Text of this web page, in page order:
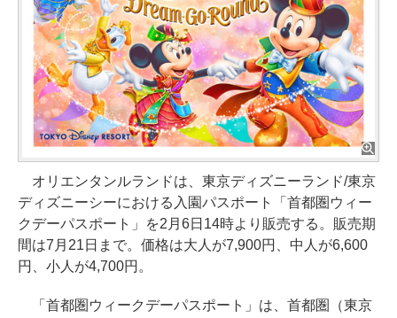
オリエンタンルランドは、東京ディズニーランド/東京
ディズニーシーにおける入園パスポート「首都圏ウィー
クデーパスポート」を2月6日14時より販売する。販売期
間は7月21日まで。価格は大人が7,900円、中人が6,600
円、小人が4,700円。
「首都圏ウィークデーパスポート」は、首都圏（東京